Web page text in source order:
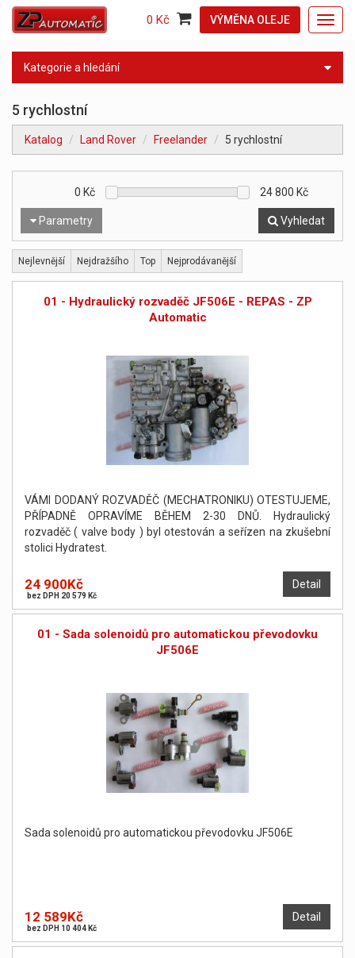
VÝMĚNA OLEJE
0 Kč
Kategorie a hledání
5 rychlostní
Katalog Land Rover Freelander 5 rychlostní
Parametry
0 Kč 24 800 Kč
Vyhledat
Nejlevnější Nejdražšího Top Nejprodávanější
01 - Hydraulický rozvaděč JF506E - REPAS - ZP
Automatic
VÁMI DODANÝ ROZVADĚČ (MECHATRONIKU) OTESTUJEME,
PŘÍPADNĚ OPRAVÍME BĚHEM 2-30 DNŮ. Hydraulický
rozvaděč ( valve body ) byl otestován a seřízen na zkušební
stolici Hydratest.
Detail
24 900Kč
bez DPH 20 579 Kč
01 - Sada solenoidů pro automatickou převodovku
JF506E
Sada solenoidů pro automatickou převodovku JF506E
Detail
12 589Kč
bez DPH 10 404 Kč